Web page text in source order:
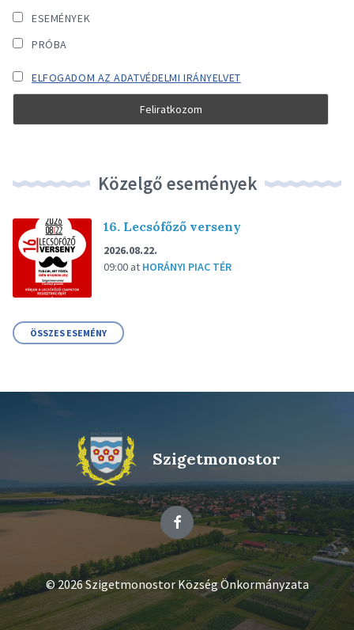
ESEMÉNYEK
PRÓBA
ELFOGADOM AZ ADATVÉDELMI IRÁNYELVET
Közelgő események
16. Lecsófőző verseny
2026.08.22.
09:00 at HORÁNYI PIAC TÉR
ÖSSZES ESEMÉNY
Szigetmonostor
Facebook
© 2026 Szigetmonostor Község Önkormányzata